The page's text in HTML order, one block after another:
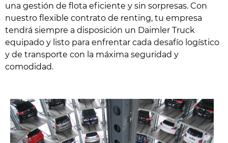
una gestión de flota eficiente y sin sorpresas. Con
nuestro flexible contrato de renting, tu empresa
tendrá siempre a disposición un Daimler Truck
equipado y listo para enfrentar cada desafío logístico
y de transporte con la máxima seguridad y
comodidad.